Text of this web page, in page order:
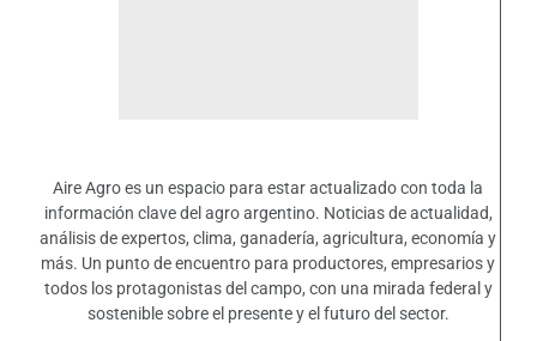
Aire Agro es un espacio para estar actualizado con toda la
información clave del agro argentino. Noticias de actualidad,
análisis de expertos, clima, ganadería, agricultura, economía y
más. Un punto de encuentro para productores, empresarios y
todos los protagonistas del campo, con una mirada federal y
sostenible sobre el presente y el futuro del sector.